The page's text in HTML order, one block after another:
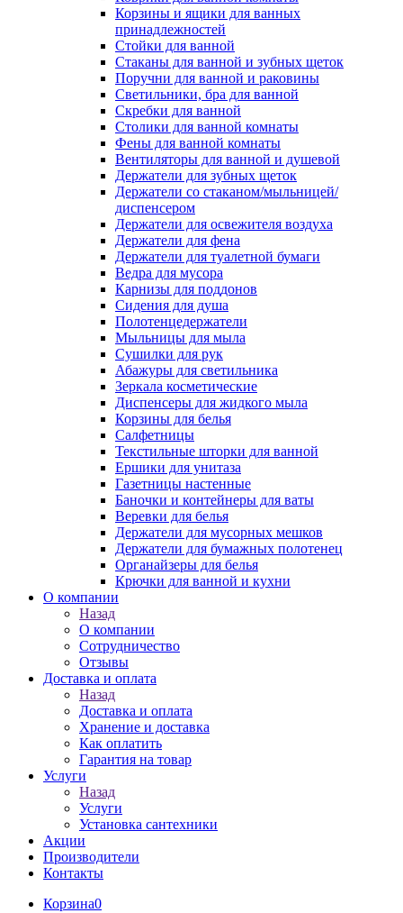
Корзины и ящики для ванных
принадлежностей
Стойки для ванной
Стаканы для ванной и зубных щеток
Поручни для ванной и раковины
Светильники, бра для ванной
Скребки для ванной
Столики для ванной комнаты
Фены для ванной комнаты
Вентиляторы для ванной и душевой
Держатели для зубных щеток
Держатели со стаканом/мыльницей/
диспенсером
Держатели для освежителя воздуха
Держатели для фена
Держатели для туалетной бумаги
Ведра для мусора
Карнизы для поддонов
Сидения для душа
Полотенцедержатели
Мыльницы для мыла
Сушилки для рук
Абажуры для светильника
Зеркала косметические
Диспенсеры для жидкого мыла
Корзины для белья
Салфетницы
Текстильные шторки для ванной
Ершики для унитаза
Газетницы настенные
Баночки и контейнеры для ваты
Веревки для белья
Держатели для мусорных мешков
Держатели для бумажных полотенец
Органайзеры для белья
Крючки для ванной и кухни
О компании
Назад
О компании
Сотрудничество
Отзывы
Доставка и оплата
Назад
Доставка и оплата
Хранение и доставка
Как оплатить
Гарантия на товар
Услуги
Назад
Услуги
Установка сантехники
Акции
Производители
Контакты
Корзина0